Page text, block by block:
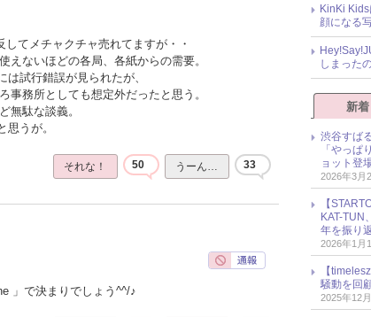
してメチャクチャ売れてますが・・
えないほどの各局、各紙からの需要。
試行錯誤が見られたが、
事務所としても想定外だったと思う。
無駄な談義。
うが。
それな！ 50 うーん… 33
」で決まりでしょう^^/♪
KinKi
顔になる
しまった
新着
渋谷すば
「やっぱ
ョット登
2026年3月
【
KAT-
年を振り
2026年1月
【
騒動を回
2025年12